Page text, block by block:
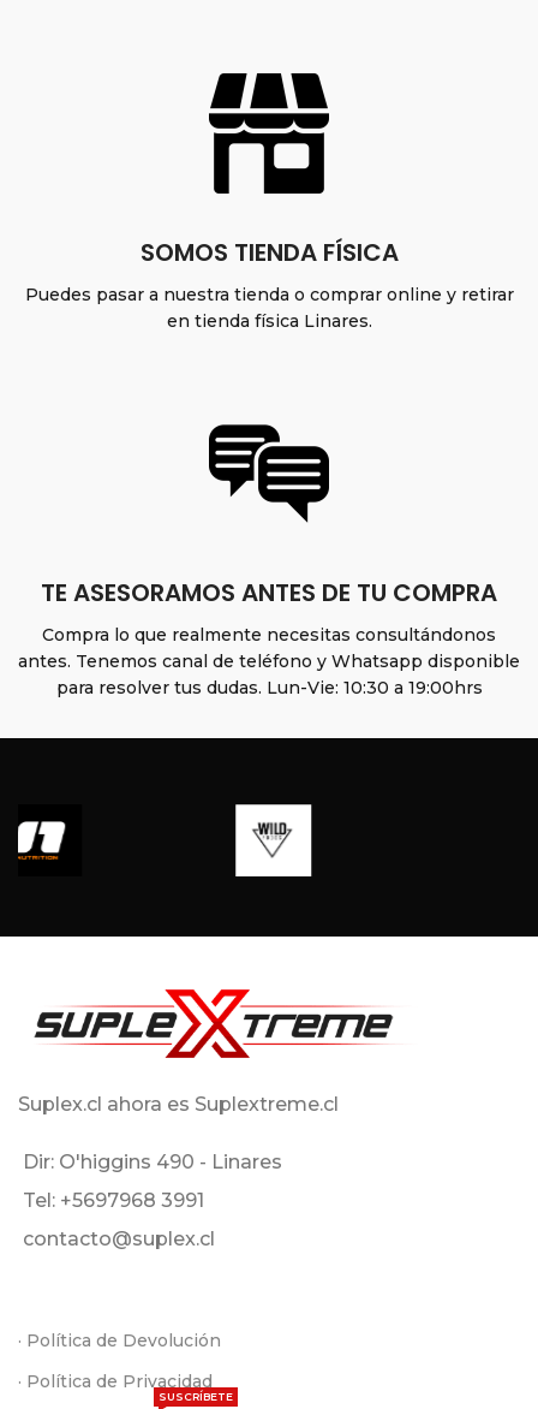
SOMOS TIENDA FÍSICA
Puedes pasar a nuestra tienda o comprar online y retirar
en tienda física Linares.
TE ASESORAMOS ANTES DE TU COMPRA
Compra lo que realmente necesitas consultándonos
antes. Tenemos canal de teléfono y Whatsapp disponible
para resolver tus dudas. Lun-Vie: 10:30 a 19:00hrs
Suplex.cl ahora es Suplextreme.cl
Dir: O'higgins 490 - Linares
Tel: +5697968 3991
contacto@suplex.cl
· Política de Devolución
· Política de Privacidad
SUSCRÍBETE